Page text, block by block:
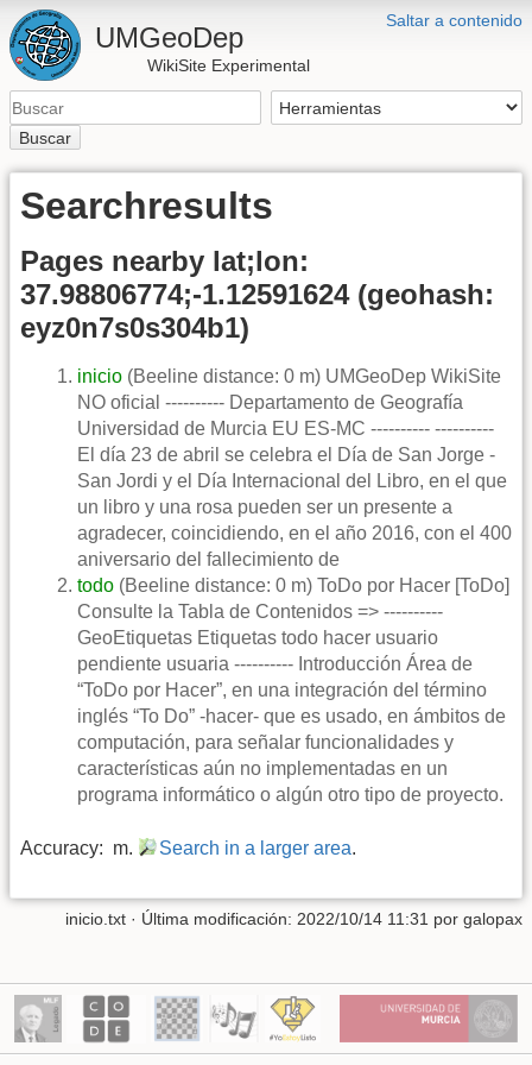
Saltar a contenido
UMGeoDep
WikiSite Experimental
Buscar
Searchresults
Pages nearby lat;lon:
37.98806774;-1.12591624 (geohash:
eyz0n7s0s304b1)
inicio (Beeline distance: 0 m) UMGeoDep WikiSite
NO oficial ---------- Departamento de Geografía
Universidad de Murcia EU ES-MC ---------- ----------
El día 23 de abril se celebra el Día de San Jorge -
San Jordi y el Día Internacional del Libro, en el que
un libro y una rosa pueden ser un presente a
agradecer, coincidiendo, en el año 2016, con el 400
aniversario del fallecimiento de
todo (Beeline distance: 0 m) ToDo por Hacer [ToDo]
Consulte la Tabla de Contenidos => ----------
GeoEtiquetas Etiquetas todo hacer usuario
pendiente usuaria ---------- Introducción Área de
“ToDo por Hacer”, en una integración del término
inglés “To Do” -hacer- que es usado, en ámbitos de
computación, para señalar funcionalidades y
características aún no implementadas en un
programa informático o algún otro tipo de proyecto.
Accuracy: m. Search in a larger area.
inicio.txt · Última modificación: 2022/10/14 11:31 por galopax